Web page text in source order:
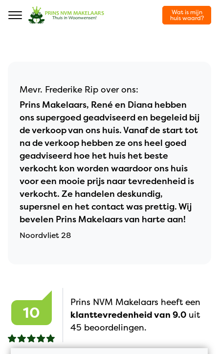
Navigation
Wat is mijn
huis waard?
Mevr. Frederike Rip over ons:
Prins Makelaars, René en Diana hebben
ons supergoed geadviseerd en begeleid bij
de verkoop van ons huis. Vanaf de start tot
na de verkoop hebben ze ons heel goed
geadviseerd hoe het huis het beste
verkocht kon worden waardoor ons huis
voor een mooie prijs naar tevredenheid is
verkocht. Ze handelen deskundig,
supersnel en het contact was prettig. Wij
bevelen Prins Makelaars van harte aan!
Noordvliet 28
10
Prins NVM Makelaars heeft een
klanttevredenheid van 9.0 uit
45 beoordelingen.